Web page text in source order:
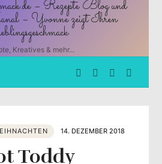
Kreatives & mehr...
14. DEZEMBER 2018
Toddy